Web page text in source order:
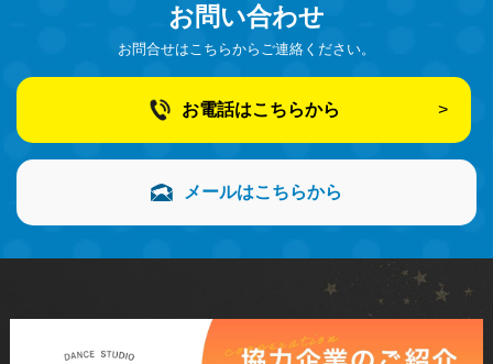
お問い合わせ
お問合せはこちらからご連絡ください。
お電話はこちらから
メールはこちらから